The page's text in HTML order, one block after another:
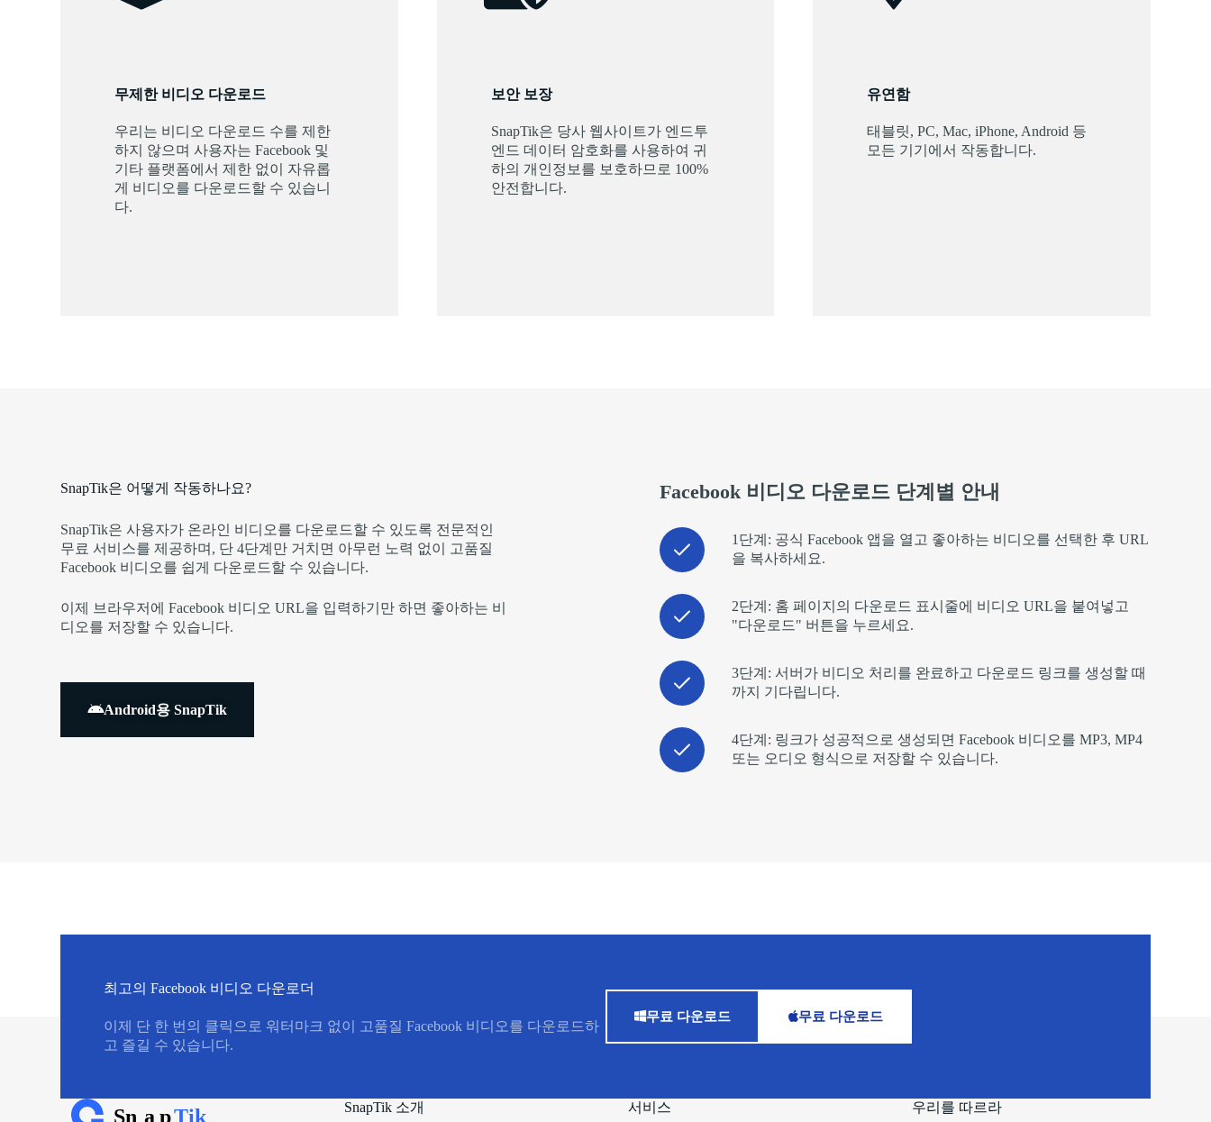
무제한 비디오 다운로드
우리는 비디오 다운로드 수를 제한
하지 않으며 사용자는 Facebook 및
기타 플랫폼에서 제한 없이 자유롭
게 비디오를 다운로드할 수 있습니
다.
보안 보장
SnapTik은 당사 웹사이트가 엔드투
엔드 데이터 암호화를 사용하여 귀
하의 개인정보를 보호하므로 100%
안전합니다.
유연함
태블릿, PC, Mac, iPhone, Android 등
모든 기기에서 작동합니다.
SnapTik은 어떻게 작동하나요?
SnapTik은 사용자가 온라인 비디오를 다운로드할 수 있도록 전문적인
무료 서비스를 제공하며, 단 4단계만 거치면 아무런 노력 없이 고품질
Facebook 비디오를 쉽게 다운로드할 수 있습니다.
이제 브라우저에 Facebook 비디오 URL을 입력하기만 하면 좋아하는 비
디오를 저장할 수 있습니다.
Android용 SnapTik
Facebook 비디오 다운로드 단계별 안내
1단계: 공식 Facebook 앱을 열고 좋아하는 비디오를 선택한 후 URL
을 복사하세요.
2단계: 홈 페이지의 다운로드 표시줄에 비디오 URL을 붙여넣고
"다운로드" 버튼을 누르세요.
3단계: 서버가 비디오 처리를 완료하고 다운로드 링크를 생성할 때
까지 기다립니다.
4단계: 링크가 성공적으로 생성되면 Facebook 비디오를 MP3, MP4
또는 오디오 형식으로 저장할 수 있습니다.
최고의 Facebook 비디오 다운로더
이제 단 한 번의 클릭으로 워터마크 없이 고품질 Facebook 비디오를 다운로드하
고 즐길 수 있습니다.
무료 다운로드 무료 다운로드
SnapTik 소개 서비스 우리를 따르라